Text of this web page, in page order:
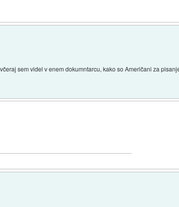
sem videl v enem dokumntarcu, kako so Američani za